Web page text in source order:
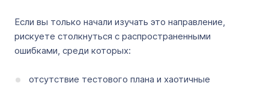
Если вы только начали изучать это направление,
рискуете столкнуться с распространенными
ошибками, среди которых:
отсутствие тестового плана и хаотичные